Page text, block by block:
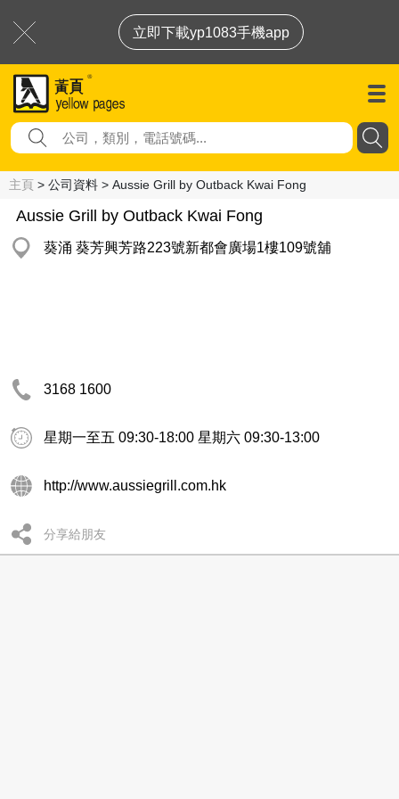
立即下載yp1083手機app
主頁 > 公司資料 > Aussie Grill by Outback Kwai Fong
Aussie Grill by Outback Kwai Fong
葵涌 葵芳興芳路223號新都會廣場1樓109號舖
3168 1600
星期一至五 09:30-18:00 星期六 09:30-13:00
http://www.aussiegrill.com.hk
分享給朋友